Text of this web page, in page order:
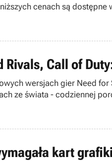
cenach są
Call of
wersjach gier Need
ze świata - codziennej
kart